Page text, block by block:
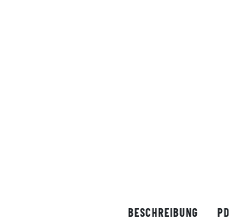
BESCHREIBUNG